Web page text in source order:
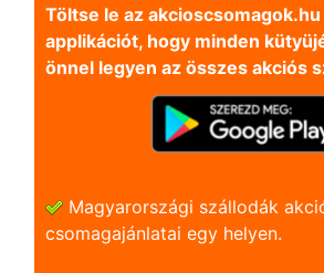
Töltse le az
applikációt, hogy minden
önnel legyen az összes akciós
Magyarországi szállodák
csomagajánlatai egy helyen.